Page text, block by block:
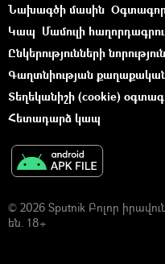
Նախագծի մասին
Կապ Մամուլի
Ընկերությունների
Գաղտնիության
Տեղեկանիշի (cookie)
Հետադարձ կապ
© 2026 Sputnik Բոլոր
են. 18+